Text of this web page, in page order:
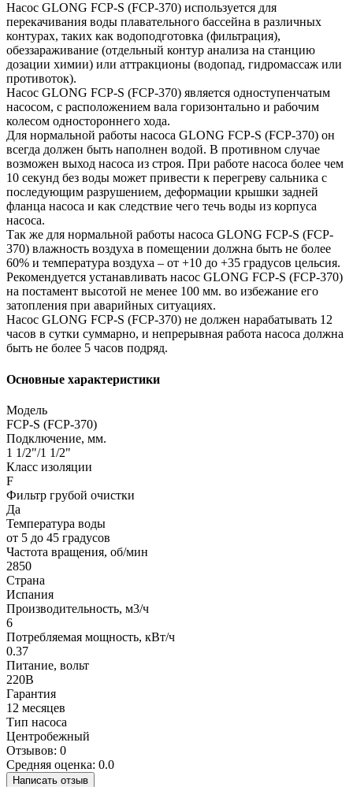
Насос GLONG FCP-S (FCP-370) используется для
перекачивания воды плавательного бассейна в различных
контурах, таких как водоподготовка (фильтрация),
обеззараживание (отдельный контур анализа на станцию
дозации химии) или аттракционы (водопад, гидромассаж или
противоток).
Насос GLONG FCP-S (FCP-370) является одноступенчатым
насосом, с расположением вала горизонтально и рабочим
колесом одностороннего хода.
Для нормальной работы насоса GLONG FCP-S (FCP-370) он
всегда должен быть наполнен водой. В противном случае
возможен выход насоса из строя. При работе насоса более чем
10 секунд без воды может привести к перегреву сальника с
последующим разрушением, деформации крышки задней
фланца насоса и как следствие чего течь воды из корпуса
насоса.
Так же для нормальной работы насоса GLONG FCP-S (FCP-
370) влажность воздуха в помещении должна быть не более
60% и температура воздуха – от +10 до +35 градусов цельсия.
Рекомендуется устанавливать насос GLONG FCP-S (FCP-370)
на постамент высотой не менее 100 мм. во избежание его
затопления при аварийных ситуациях.
Насос GLONG FCP-S (FCP-370) не должен нарабатывать 12
часов в сутки суммарно, и непрерывная работа насоса должна
быть не более 5 часов подряд.
Основные характеристики
Модель
FCP-S (FCP-370)
Подключение, мм.
1 1/2"/1 1/2"
Класс изоляции
F
Фильтр грубой очистки
Да
Температура воды
от 5 до 45 градусов
Частота вращения, об/мин
2850
Страна
Испания
Производительность, м3/ч
6
Потребляемая мощность, кВт/ч
0.37
Питание, вольт
220В
Гарантия
12 месяцев
Тип насоса
Центробежный
Отзывов: 0
Средняя оценка: 0.0
Написать отзыв